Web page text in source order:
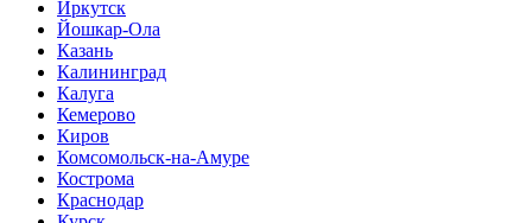
Иркутск
Йошкар-Ола
Казань
Калининград
Калуга
Кемерово
Киров
Комсомольск-на-Амуре
Кострома
Краснодар